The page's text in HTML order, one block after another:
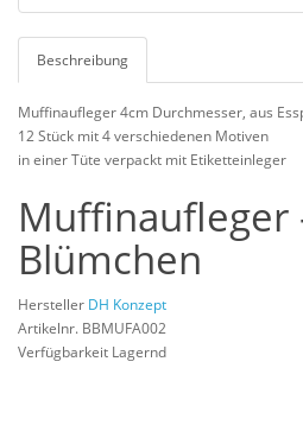
Beschreibung
Muffinaufleger 4cm Durchmesser, aus
12 Stück mit 4 verschiedenen Motiven
in einer Tüte verpackt mit Etiketteinleger
Muffinaufleger
Blümchen
Hersteller DH Konzept
Artikelnr. BBMUFA002
Verfügbarkeit Lagernd